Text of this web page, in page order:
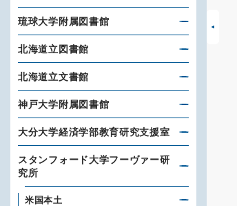
琉球大学附属図書館
北海道立図書館
北海道立文書館
神戸大学附属図書館
大分大学経済学部教育研究支援室
スタンフォード大学フーヴァー研
究所
米国本土